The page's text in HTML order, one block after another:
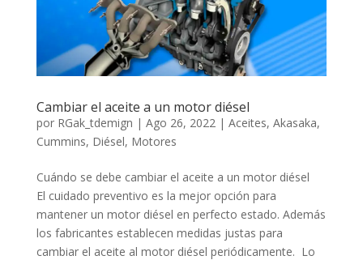
Cambiar el aceite a un motor diésel
por RGak_tdemign | Ago 26, 2022 | Aceites, Akasaka,
Cummins, Diésel, Motores
Cuándo se debe cambiar el aceite a un motor diésel
El cuidado preventivo es la mejor opción para
mantener un motor diésel en perfecto estado. Además
los fabricantes establecen medidas justas para
cambiar el aceite al motor diésel periódicamente. Lo